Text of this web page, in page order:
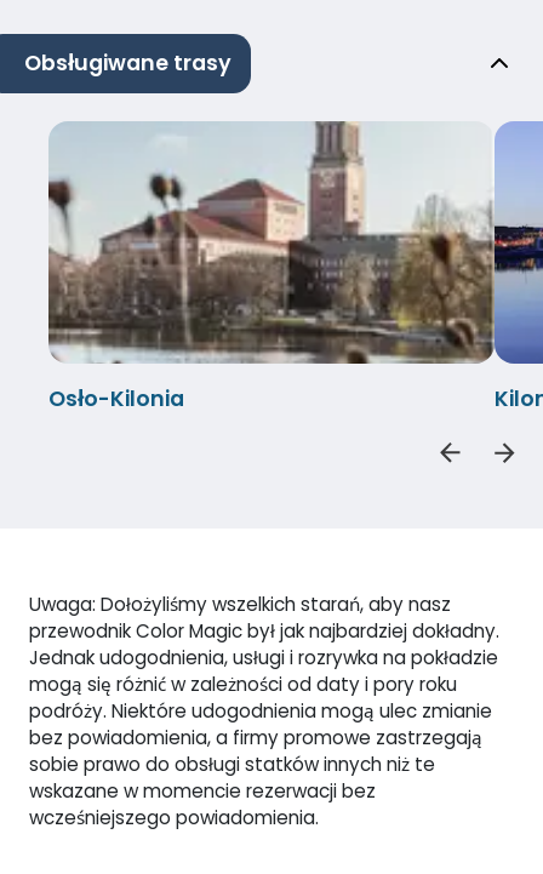
Obsługiwane trasy
Osło-Kilonia
Uwaga: Dołożyliśmy wszelkich starań, aby nasz
przewodnik Color Magic był jak najbardziej dokładny.
Jednak udogodnienia, usługi i rozrywka na pokładzie
mogą się różnić w zależności od daty i pory roku
podróży. Niektóre udogodnienia mogą ulec zmianie
bez powiadomienia, a firmy promowe zastrzegają
sobie prawo do obsługi statków innych niż te
wskazane w momencie rezerwacji bez
wcześniejszego powiadomienia.